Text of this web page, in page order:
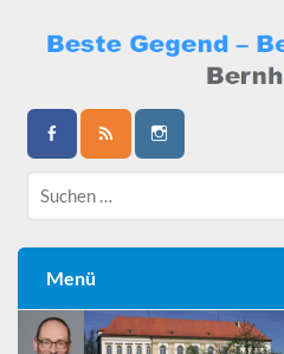
content
Bernhard Seidenath
Menü